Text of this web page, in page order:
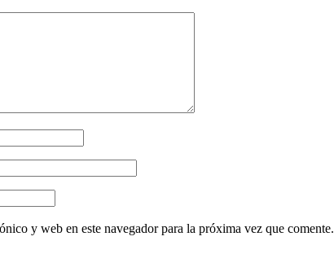
y web en este navegador para la próxima vez que comente.